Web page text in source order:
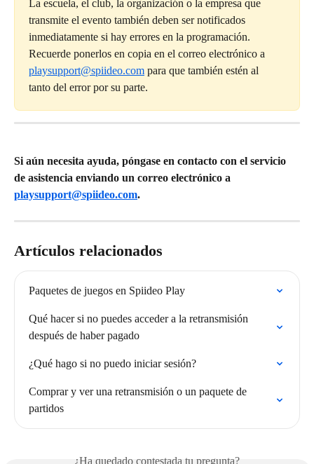
La escuela, el club, la organización o la empresa que
transmite el evento también deben ser notificados
inmediatamente si hay errores en la programación.
Recuerde ponerlos en copia en el correo electrónico a
playsupport@spiideo.com para que también estén al
tanto del error por su parte.
Si aún necesita ayuda, póngase en contacto con el servicio
de asistencia enviando un correo electrónico a
playsupport@spiideo.com.
Artículos relacionados
Paquetes de juegos en Spiideo Play
Qué hacer si no puedes acceder a la retransmisión
después de haber pagado
¿Qué hago si no puedo iniciar sesión?
Comprar y ver una retransmisión o un paquete de
partidos
¿Ha quedado contestada tu pregunta?